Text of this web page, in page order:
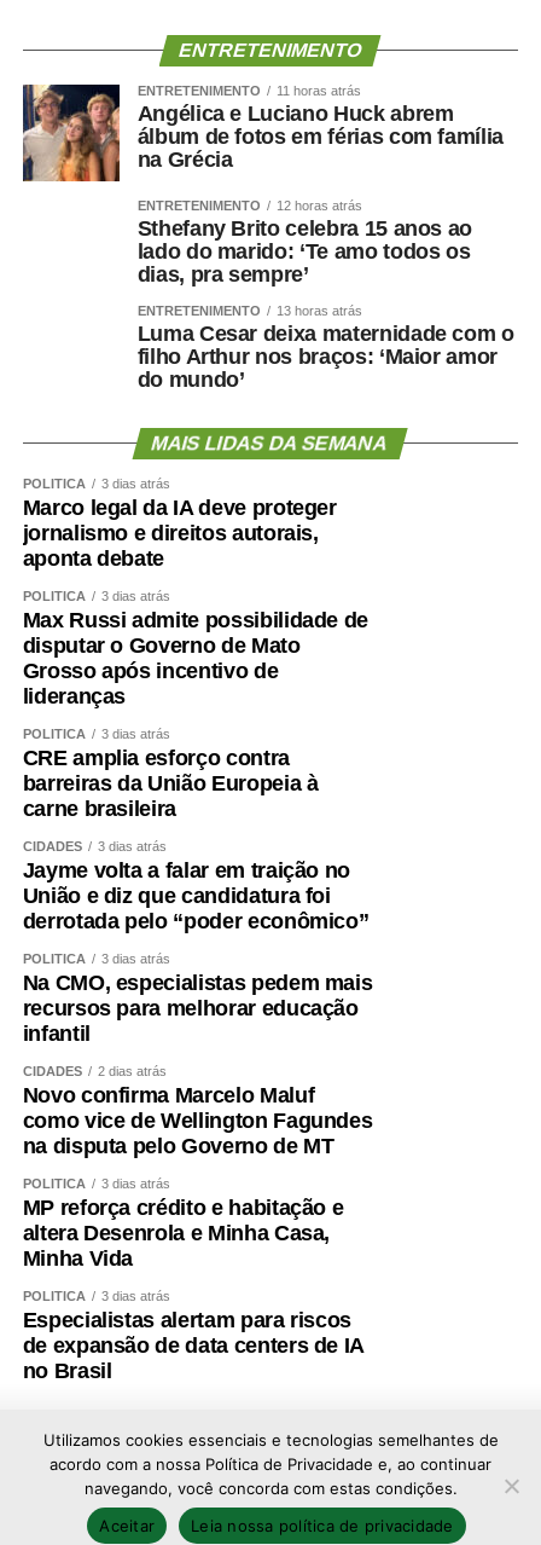
ENTRETENIMENTO
ENTRETENIMENTO 11 horas atrás
Angélica e Luciano Huck abrem
álbum de fotos em férias com família
na Grécia
ENTRETENIMENTO 12 horas atrás
Sthefany Brito celebra 15 anos ao
lado do marido: ‘Te amo todos os
dias, pra sempre’
ENTRETENIMENTO 13 horas atrás
Luma Cesar deixa maternidade com o
filho Arthur nos braços: ‘Maior amor
do mundo’
MAIS LIDAS DA SEMANA
POLÍTICA 3 dias atrás
Marco legal da IA deve proteger
jornalismo e direitos autorais,
aponta debate
POLÍTICA 3 dias atrás
Max Russi admite possibilidade de
disputar o Governo de Mato
Grosso após incentivo de
lideranças
POLÍTICA 3 dias atrás
CRE amplia esforço contra
barreiras da União Europeia à
carne brasileira
CIDADES 3 dias atrás
Jayme volta a falar em traição no
União e diz que candidatura foi
derrotada pelo “poder econômico”
POLÍTICA 3 dias atrás
Na CMO, especialistas pedem mais
recursos para melhorar educação
infantil
CIDADES 2 dias atrás
Novo confirma Marcelo Maluf
como vice de Wellington Fagundes
na disputa pelo Governo de MT
POLÍTICA 3 dias atrás
MP reforça crédito e habitação e
altera Desenrola e Minha Casa,
Minha Vida
POLÍTICA 3 dias atrás
Especialistas alertam para riscos
de expansão de data centers de IA
no Brasil
Copyright © 2026 - Todos os direitos reservados ao
portal Afolhanews
Utilizamos cookies essenciais e tecnologias semelhantes de
acordo com a nossa Política de Privacidade e, ao continuar
navegando, você concorda com estas condições.
Aceitar
Leia nossa política de privacidade